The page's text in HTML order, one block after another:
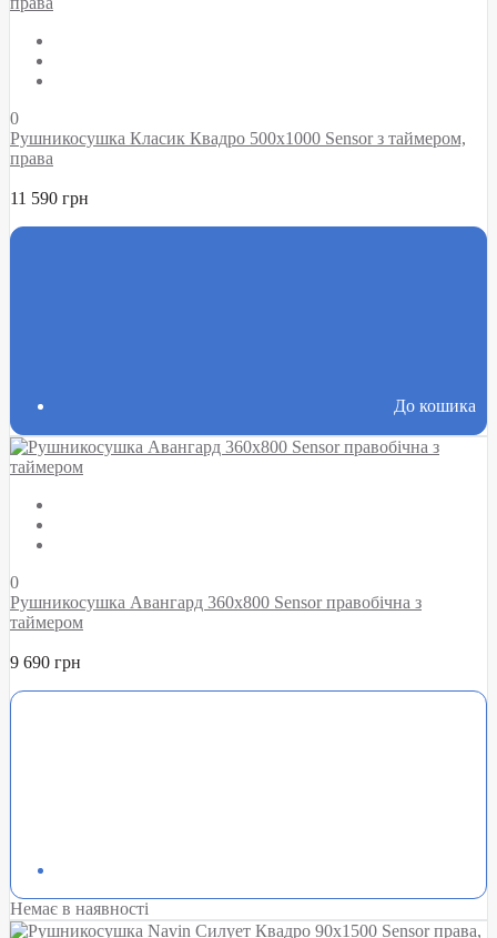
0
Рушникосушка Класик Квадро 500х1000 Sensor з таймером,
права
11 590 грн
До кошика
0
Рушникосушка Авангард 360х800 Sensor правобічна з
таймером
9 690 грн
Немає в наявності